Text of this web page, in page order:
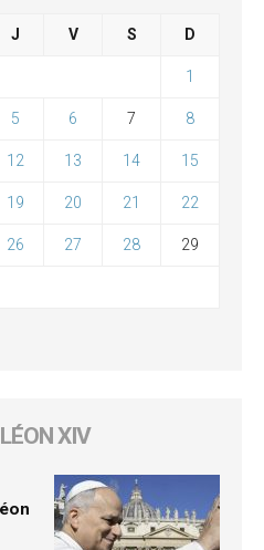
J V S D
1
5 6 7 8
12 13 14 15
19 20 21 22
26 27 28 29
XIV